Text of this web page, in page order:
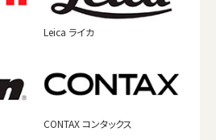
Leica ライカ
CONTAX コンタックス